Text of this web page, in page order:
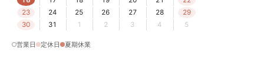
23
24 25 26 27 28
29
30
31 1 2 3 4 5
営業日 定休日 夏期休業